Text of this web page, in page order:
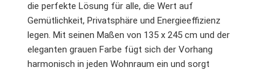
die perfekte Lösung für alle, die Wert auf
Gemütlichkeit, Privatsphäre und Energieeffizienz
legen. Mit seinen Maßen von 135 x 245 cm und der
eleganten grauen Farbe fügt sich der Vorhang
harmonisch in jeden Wohnraum ein und sorgt